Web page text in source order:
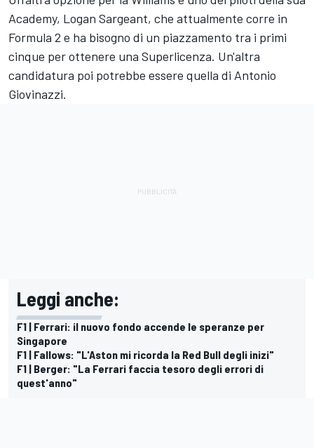
Academy, Logan Sargeant, che attualmente corre in
Formula 2 e ha bisogno di un piazzamento tra i primi
cinque per ottenere una Superlicenza. Un'altra
candidatura poi potrebbe essere quella di Antonio
Giovinazzi.
Leggi anche:
F1 | Ferrari: il nuovo fondo accende le speranze per
Singapore
F1 | Fallows: "L'Aston mi ricorda la Red Bull degli inizi"
F1 | Berger: "La Ferrari faccia tesoro degli errori di
quest'anno"